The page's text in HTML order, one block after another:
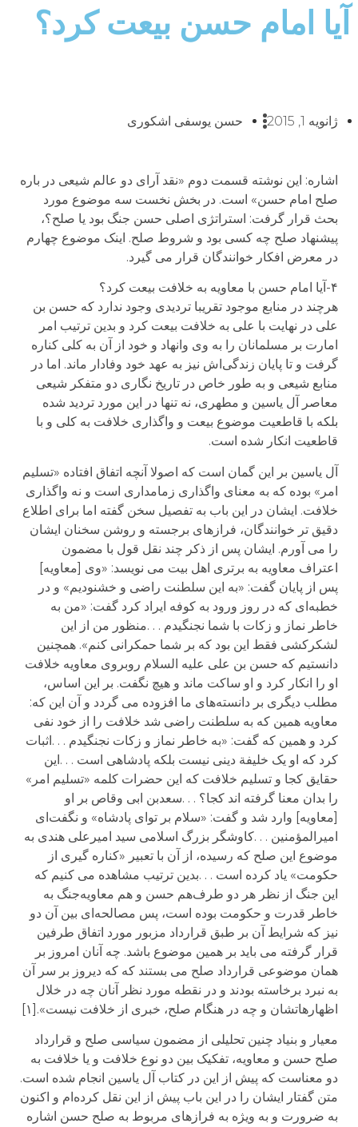
آیا امام حسن بیعت کرد؟
ژانویه 1, 2015 حسن یوسفی اشکوری
اشاره: این نوشته قسمت دوم «نقد آرای دو عالم شیعی در باره
صلح امام حسن» است. در بخش نخست سه موضوع مورد
بحث قرار گرفت: استراتژی اصلی حسن جنگ بود یا صلح؟،
پیشنهاد صلح چه کسی بود و شروط صلح. اینک موضوع چهارم
در معرض افکار خوانندگان قرار می گیرد.
۴-آیا امام حسن با معاویه به خلافت بیعت کرد؟
هرچند در منابع موجود تقریبا تردیدی وجود ندارد که حسن بن
علی در نهایت با علی به خلافت بیعت کرد و بدین ترتیب امر
امارت بر مسلمانان را به وی وانهاد و خود از آن به کلی کناره
گرفت و تا پایان زندگی‌اش نیز به عهد خود وفادار ماند. اما در
منابع شیعی و به طور خاص در تاریخ نگاری دو متفکر شیعی
معاصر آل یاسین و مطهری، نه تنها در این مورد تردید شده
بلکه با قاطعیت موضوع بیعت و واگذاری خلافت به کلی و با
قاطعیت انکار شده است.
آل یاسین بر این گمان است که اصولا آنچه اتفاق افتاده «تسلیم
امر» بوده که به معنای واگذاری زمامداری است و نه واگذاری
خلافت. ایشان در این باب به تفصیل سخن گفته اما برای اطلاع
دقیق تر خوانندگان، فرازهای برجسته و روشن سخنان ایشان
را می آورم. ایشان پس از ذکر چند نقل قول با مضمون
اعتراف معاویه به برتری اهل بیت می نویسد: «وی [معاویه]
پس از پایان گفت: «به این سلطنت راضی و خشنودیم» و در
خطبه‌ای که در روز ورود به کوفه ایراد کرد گفت: «من به
خاطر نماز و زکات با شما نجنگیدم . . .منظور من از این
لشکرکشی فقط این بود که بر شما حمکرانی کنم». همچنین
دانستیم که حسن بن علی علیه السلام روبروی معاویه خلافت
او را انکار کرد و او ساکت ماند و هیچ نگفت. بر این اساس،
مطلب دیگری بر دانسته‌های ما افزوده می گردد و آن این که:
معاویه همین که به سلطنت راضی شد خلافت را از خود نفی
کرد و همین که گفت: «به خاطر نماز و زکات نجنگیدم . . .اثبات
کرد که او یک خلیفة دینی نیست بلکه پادشاهی است . . .این
حقایق کجا و تسلیم خلافت که این حضرات کلمه «تسلیم امر»
را بدان معنا گرفته اند کجا؟ . . .سعدبن ابی وقاص بر او
[معاویه] وارد شد و گفت: «سلام بر تو‌ای پادشاه» و نگفت‌ای
امیرالمؤمنین . . .کاوشگر بزرگ اسلامی سید امیرعلی هندی به
موضوع این صلح که رسیده، از آن با تعبیر «کناره گیری از
حکومت» یاد کرده است . . .بدین ترتیب مشاهده می کنیم که
این جنگ از نظر هر دو طرف‌هم حسن و هم معاویه‌جنگ به
خاطر قدرت و حکومت بوده است، پس مصالحه‌ای بین آن دو
نیز که شرایط آن بر طبق قرارداد مزبور مورد اتفاق طرفین
قرار گرفته می باید بر همین موضوع باشد. چه آنان امروز بر
همان موضوعی قرارداد صلح می بستند که که دیروز بر سر آن
به نبرد برخاسته بودند و در نقطه مورد نظر آنان چه در خلال
اظهارهاتشان و چه در هنگام صلح، خبری از خلافت نیست».[۱]
معیار و بنیاد چنین تحلیلی از مضمون سیاسی صلح و قرارداد
صلح حسن و معاویه، تفکیک بین دو نوع خلافت و یا خلافت به
دو معناست که پیش از این در کتاب آل یاسین انجام شده است.
متن گفتار ایشان را در این باب پیش از این نقل کرده‌ام و اکنون
به ضرورت و به ویژه به فرازهای مربوط به صلح حسن اشاره